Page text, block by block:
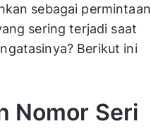
sebagai permintaan
sering terjadi saat
Berikut ini
Nomor Seri